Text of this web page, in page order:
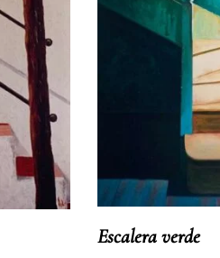
Escalera verde